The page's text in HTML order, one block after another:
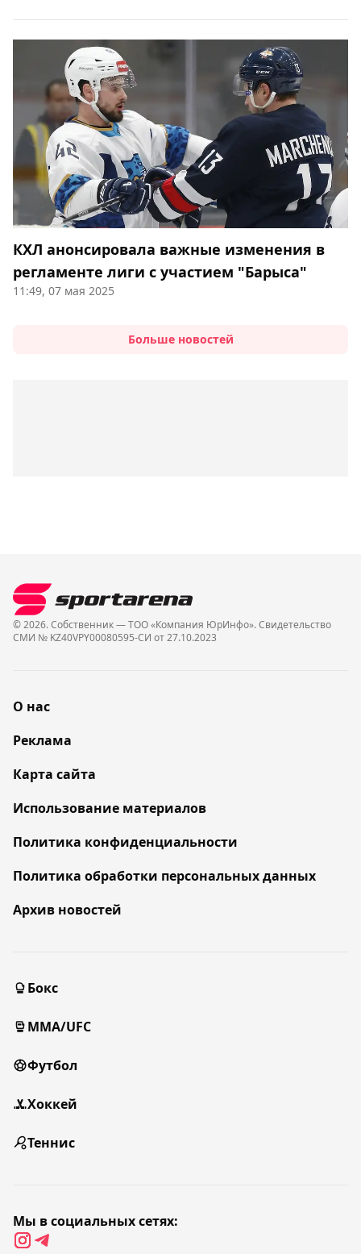
КХЛ анонсировала важные изменения в
регламенте лиги с участием "Барыса"
11:49, 07 мая 2025
Больше новостей
© 2026. Собственник — ТОО «Компания ЮрИнфо». Cвидетельство
СМИ № KZ40VPY00080595-СИ от 27.10.2023
О нас
Реклама
Карта сайта
Использование материалов
Политика конфиденциальности
Политика обработки персональных данных
Архив новостей
Бокс
MMA/UFC
Футбол
Хоккей
Теннис
Мы в социальных сетях: